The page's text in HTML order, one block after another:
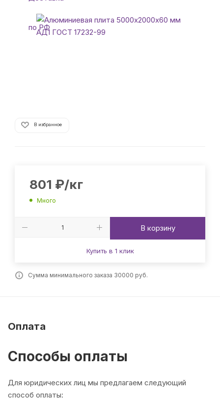
В избранное
801 ₽/кг
Много
В корзину
Купить в 1 клик
Сумма минимального заказа 30000 руб.
Оплата
Способы оплаты
Для юридических лиц мы предлагаем следующий
способ оплаты: